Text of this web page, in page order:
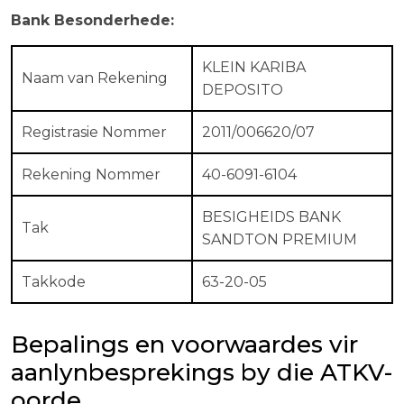
Bank Besonderhede:
Naam van Rekening
KLEIN KARIBA
DEPOSITO
Registrasie Nommer 2011/006620/07
Rekening Nommer 40-6091-6104
Tak
BESIGHEIDS BANK
SANDTON PREMIUM
Takkode 63-20-05
Bepalings en voorwaardes vir
aanlynbesprekings by die ATKV-